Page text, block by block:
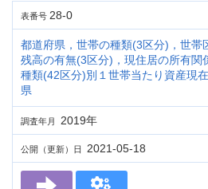
表番号 28-0
都道府県，世帯の種類(3区分)，世帯
残高の有無(3区分)，現住居の所有関
種類(42区分)別１世帯当たり資産現
県
調査年月 2019年
公開（更新）日 2021-05-18